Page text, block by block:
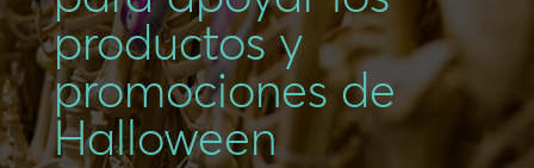
productos y
promociones de
Halloween